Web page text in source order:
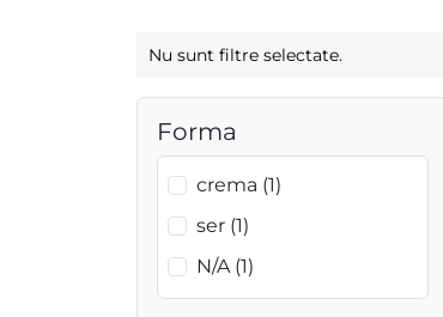
Nu sunt filtre selectate.
Forma
crema (1)
ser (1)
N/A (1)